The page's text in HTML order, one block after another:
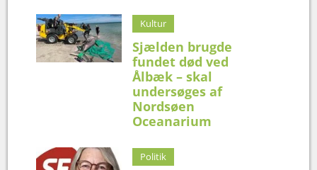
Kultur
Sjælden brugde
fundet død ved
Ålbæk – skal
undersøges af
Nordsøen
Oceanarium
Politik